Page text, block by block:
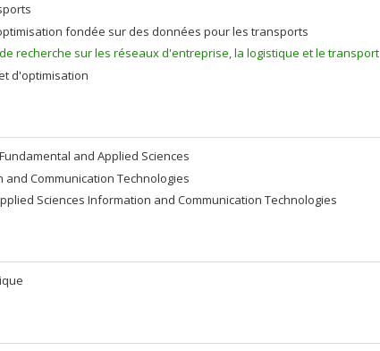
fondée sur des données pour les transports
recherche sur les réseaux d'entreprise, la logistique et le transport
d'optimisation
and Applied Sciences
Communication Technologies
Sciences Information and Communication Technologies